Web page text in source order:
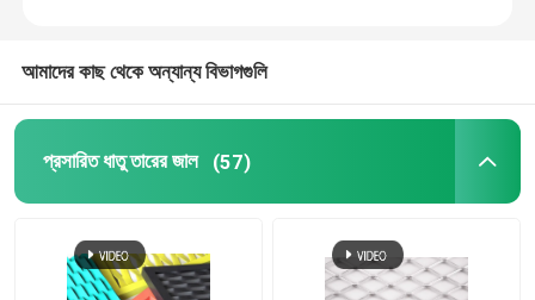
আমাদের কাছ থেকে অন্যান্য বিভাগগুলি
প্রসারিত ধাতু তারের জাল (57)